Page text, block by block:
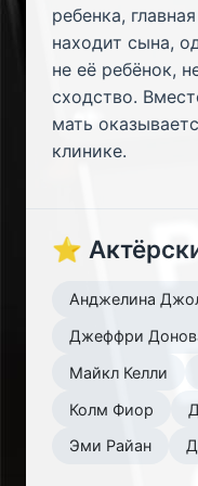
ребенка,
находит сына,
не её ребёнок,
сходство.
мать
клинике.
⭐
Анджелина
Джеффри
Майкл Келли
Колм Фиор
Эми Райан